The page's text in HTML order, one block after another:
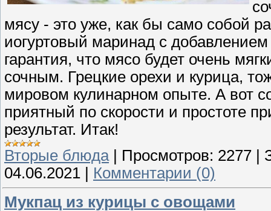
мясу - это уже, как бы само собой
иогуртовый маринад с
гарантия, что мясо будет очень
сочным. Грецкие орехи и курица,
мировом кулинарном опыте. А вот
приятный по скорости и простоте
результат. Итак!
Вторые блюда| Просмотров: 2277
04.06.2021
Комментарии (0)
Мукпац из курицы с овощами